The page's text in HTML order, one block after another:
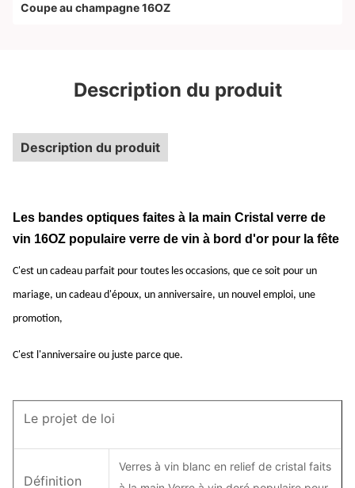
Coupe au champagne 16OZ
Description du produit
Description du produit
Les bandes optiques faites à la main Cristal verre de
vin 16OZ populaire verre de vin à bord d'or pour la fête
C'est un cadeau parfait pour toutes les occasions, que ce soit pour un
mariage, un cadeau d'époux, un anniversaire, un nouvel emploi, une
promotion,
C'est l'anniversaire ou juste parce que.
Le projet de loi
Définition
Verres à vin blanc en relief de cristal faits